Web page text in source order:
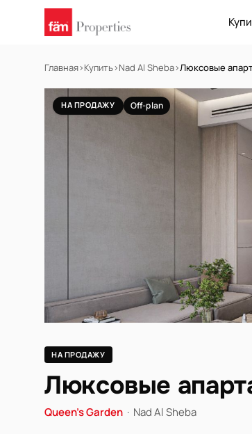
Главная›Купить›Nad Al Sheba›Люксовые
НА ПРОДАЖУ Off-plan
НА ПРОДАЖУ
Люксовые
Queen's Garden · Nad Al Sheba